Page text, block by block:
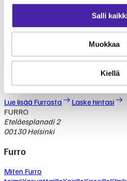
Salli
Muokkaa
Kiellä
Furro on vaihtoehto
lemmikkivakuutukselle
Furro ei ole lemmikkivakuutus. Se on
jolla turvaat koirasi tai kissasi
Tehtävämme on taistella
vastaan.
Lue lisää Furrosta
Laske hintasi
FURRO
Eteläesplanadi 2
00130 Helsinki
Furro
Miten Furro